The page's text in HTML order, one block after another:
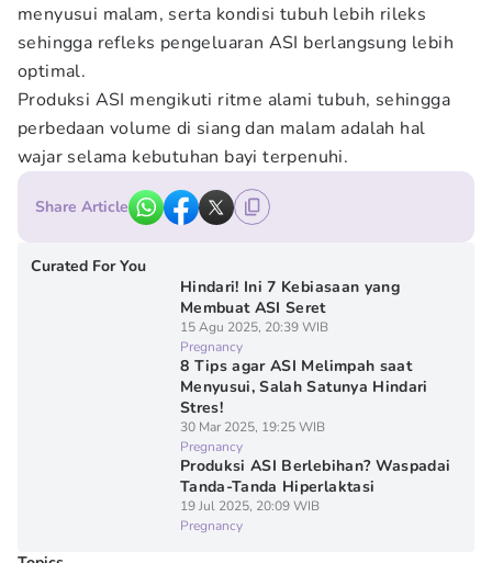
menyusui malam, serta kondisi tubuh lebih rileks
sehingga refleks pengeluaran ASI berlangsung lebih
optimal.
Produksi ASI mengikuti ritme alami tubuh, sehingga
perbedaan volume di siang dan malam adalah hal
wajar selama kebutuhan bayi terpenuhi.
Share Article
Curated For You
Hindari! Ini 7 Kebiasaan yang
Membuat ASI Seret
15 Agu 2025, 20:39 WIB
Pregnancy
8 Tips agar ASI Melimpah saat
Menyusui, Salah Satunya Hindari
Stres!
30 Mar 2025, 19:25 WIB
Pregnancy
Produksi ASI Berlebihan? Waspadai
Tanda-Tanda Hiperlaktasi
19 Jul 2025, 20:09 WIB
Pregnancy